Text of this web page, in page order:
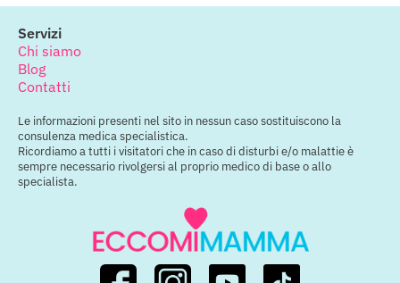
Servizi
Chi siamo
Blog
Contatti
Le informazioni presenti nel sito in nessun caso sostituiscono la
consulenza medica specialistica.
Ricordiamo a tutti i visitatori che in caso di disturbi e/o malattie è
sempre necessario rivolgersi al proprio medico di base o allo
specialista.